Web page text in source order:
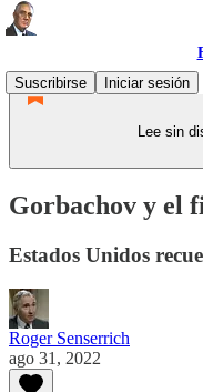
Suscribirse
Iniciar sesión
Lee sin
Gorbachov y el
Estados Unidos
Roger Senserrich
ago 31, 2022